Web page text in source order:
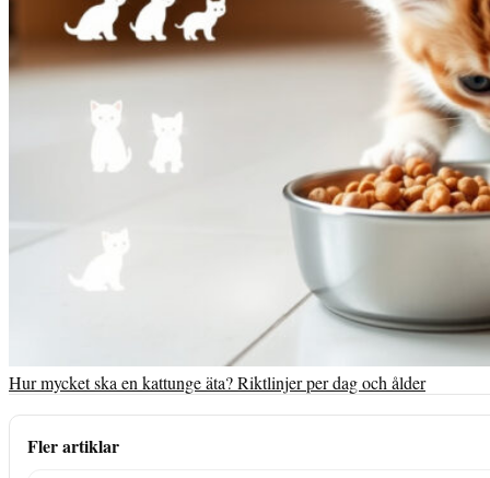
Hur mycket ska en kattunge äta? Riktlinjer per dag och ålder
Fler artiklar